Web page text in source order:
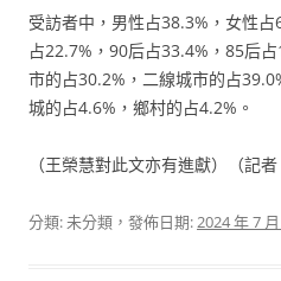
受訪者中，男性占38.3%，女性
占22.7%，90后占33.4%，85后
市的占30.2%，二線城市的占
城的占4.6%，鄉村的占4.2%。
（王榮慧對此文亦有進獻）（記者
分類: 未分類，發佈日期:2024 年 7